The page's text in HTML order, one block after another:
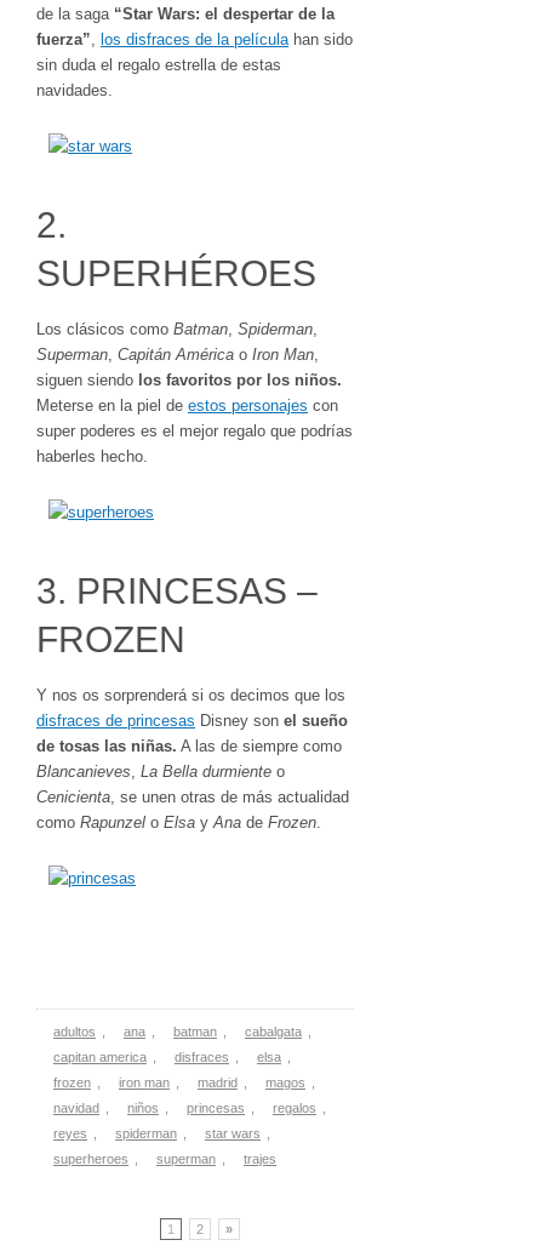
de la saga “Star Wars: el despertar de la
fuerza”, los disfraces de la películahan sido
sin duda el regalo estrella de estas
navidades.
2.
SUPERHÉROES
Los clásicos como Batman, Spiderman,
Superman, Capitán América o Iron Man,
siguen siendo los favoritos por los niños.
Meterse en la piel de estos personajes con
super poderes es el mejor regalo que podrías
haberles hecho.
3. PRINCESAS –
FROZEN
Y nos os sorprenderá si os decimos que los
disfraces de princesas Disney son el sueño
de tosas las niñas. A las de siempre como
Blancanieves, La Bella durmiente o
Cenicienta, se unen otras de más actualidad
como Rapunzel o Elsa yAna de Frozen.
adultos ana batman cabalgata
capitan america
disfraces elsa
frozen
iron man madrid magos
navidad
niños princesas regalos
reyes
spiderman star wars
superheroes
superman trajes
1 2 »